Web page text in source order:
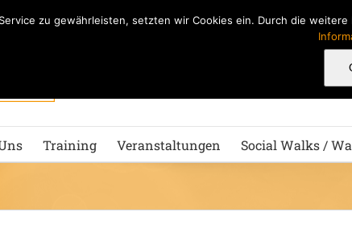
Training Veranstaltungen Social Walks /
zu gewährleisten, setzten wir Cookies ein. Durch die